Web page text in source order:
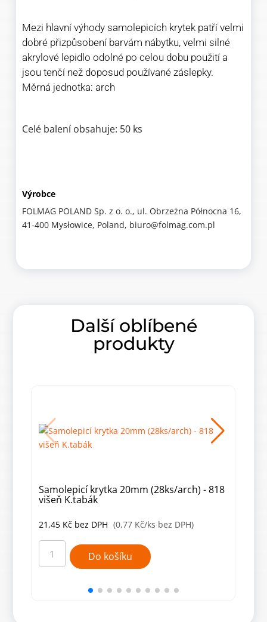
Mezi hlavní výhody samolepicích krytek patří velmi
dobré přizpůsobení barvám nábytku, velmi silné
akrylové lepidlo odolné po celou dobu použití a
jsou tenčí než doposud používané záslepky.
Měrná jednotka: arch
Celé balení obsahuje: 50 ks
Výrobce
FOLMAG POLAND Sp. z o. o., ul. Obrzeżna Północna 16,
41-400 Mysłowice, Poland, biuro@folmag.com.pl
Další oblíbené
produkty
Samolepicí krytka 20mm (28ks/arch) - 818
višeň K.tabák
21,45 Kč bez DPH (0,77 Kč/ks bez DPH)
Samolepicí
krytka
20mm
(28ks/arch)
Do košíku